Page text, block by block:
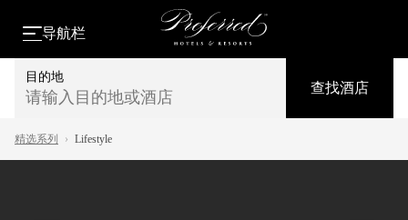
导航栏
目的地
请输入目的地或酒店
查找酒店
精选系列 › Lifestyle